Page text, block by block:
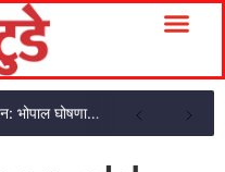
14 देशों की मौजूदगी में ब्रिक्स बैठक का समापन: भोपाल घोषणा पत्र अपनाया